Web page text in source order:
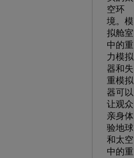
空环
境。模
拟舱室
中的重
力模拟
器和失
重模拟
器可以
让观众
亲身体
验地球
和太空
中的重